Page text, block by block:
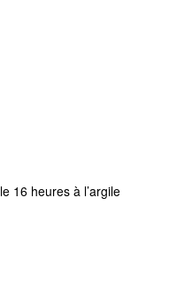
16 heures à l’argile